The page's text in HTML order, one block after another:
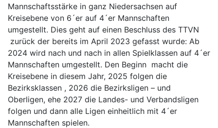
Mannschaftsstärke in ganz Niedersachsen auf
Kreisebene von 6´er auf 4´er Mannschaften
umgestellt. Dies geht auf einen Beschluss des TTVN
zurück der bereits im April 2023 gefasst wurde: Ab
2024 wird nach und nach in allen Spielklassen auf 4´er
Mannschaften umgestellt. Den Beginn macht die
Kreisebene in diesem Jahr, 2025 folgen die
Bezirksklassen , 2026 die Bezirksligen – und
Oberligen, ehe 2027 die Landes- und Verbandsligen
folgen und dann alle Ligen einheitlich mit 4´er
Mannschaften spielen.